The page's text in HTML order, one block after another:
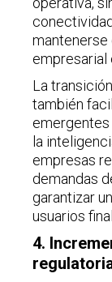
empresarial
La
también
la
empresas
demandas
garantizar
usuarios
4.